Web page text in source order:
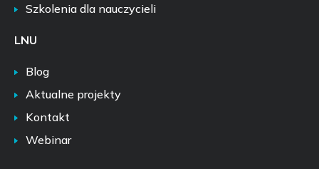
Szkolenia dla nauczycieli
LNU
Blog
Aktualne projekty
Kontakt
Webinar